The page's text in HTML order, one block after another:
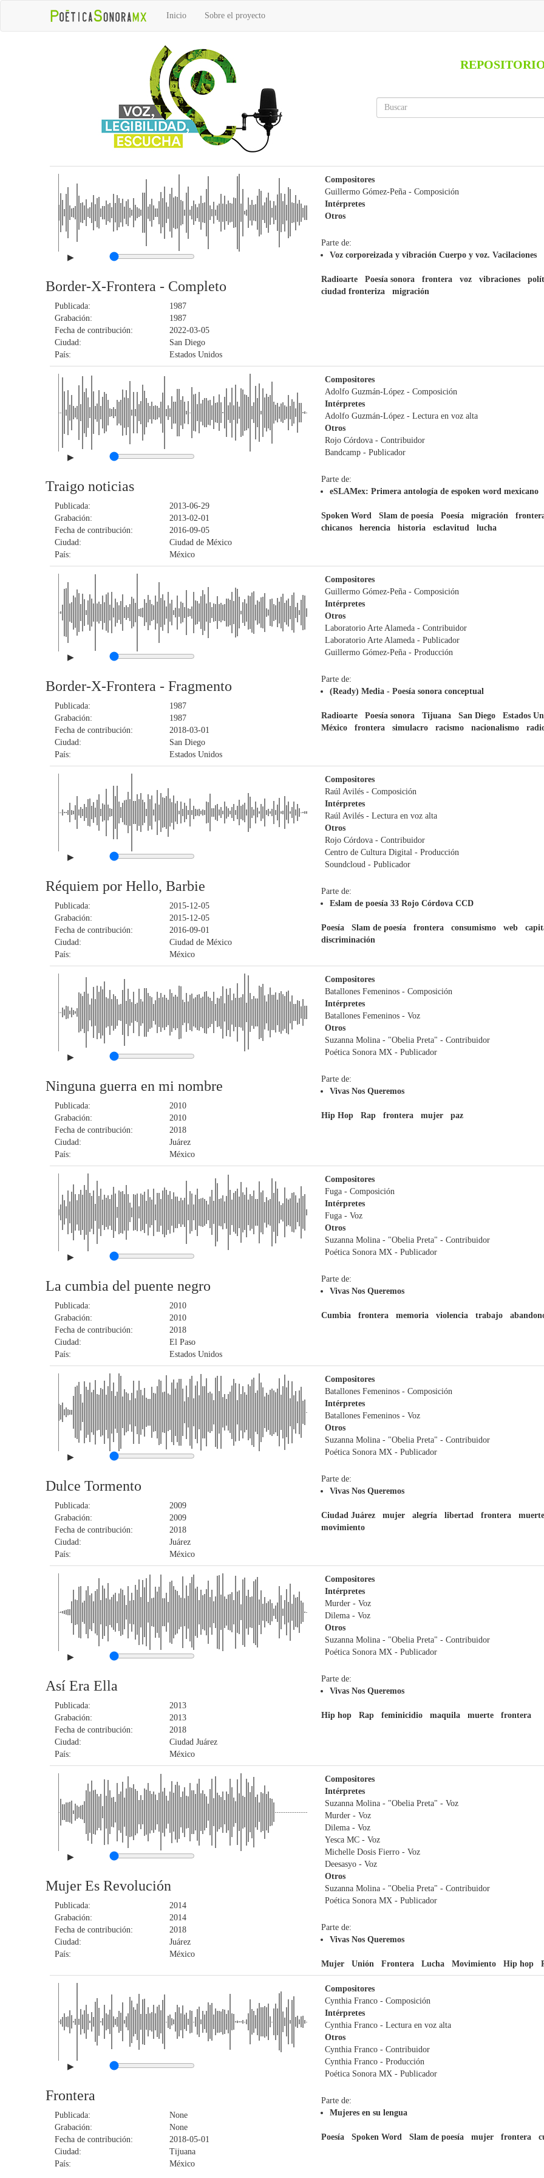
Inicio Sobre el proyecto
▶
Border-X-Frontera - Completo
Publicada:
1987
Grabación:
1987
Fecha de contribución:
2022-03-05
Ciudad:
San Diego
País:
Estados Unidos
Compositores
Guillermo Gómez-Peña - Composición
Intérpretes
Otros
Parte de:
Voz corporeizada y vibración Cuerpo y voz. Vacilaciones
Radioarte Poesía sonora frontera voz vibraciones
ciudad fronteriza
migración
▶
Traigo noticias
Publicada:
2013-06-29
Grabación:
2013-02-01
Fecha de contribución:
2016-09-05
Ciudad:
Ciudad de México
País:
México
Compositores
Adolfo Guzmán-López - Composición
Intérpretes
Adolfo Guzmán-López - Lectura en voz alta
Otros
Rojo Córdova - Contribuidor
Bandcamp - Publicador
Parte de:
eSLAMex: Primera antología de espoken word mexicano
Spoken Word Slam de poesía Poesía migración
chicanos
herencia historia esclavitud lucha
▶
Border-X-Frontera - Fragmento
Publicada:
1987
Grabación:
1987
Fecha de contribución:
2018-03-01
Ciudad:
San Diego
País:
Estados Unidos
Compositores
Guillermo Gómez-Peña - Composición
Intérpretes
Otros
Laboratorio Arte Alameda - Contribuidor
Laboratorio Arte Alameda - Publicador
Guillermo Gómez-Peña - Producción
Parte de:
(Ready) Media - Poesía sonora conceptual
Radioarte Poesía sonora Tijuana San Diego
Estados
México
frontera simulacro racismo nacionalismo
▶
Réquiem por Hello, Barbie
Publicada:
2015-12-05
Grabación:
2015-12-05
Fecha de contribución:
2016-09-01
Ciudad:
Ciudad de México
País:
México
Compositores
Raúl Avilés - Composición
Intérpretes
Raúl Avilés - Lectura en voz alta
Otros
Rojo Córdova - Contribuidor
Centro de Cultura Digital - Producción
Soundcloud - Publicador
Parte de:
Eslam de poesía 33 Rojo Córdova CCD
Poesía Slam de poesía frontera consumismo web
discriminación
▶
Ninguna guerra en mi nombre
Publicada:
2010
Grabación:
2010
Fecha de contribución:
2018
Ciudad:
Juárez
País:
México
Compositores
Batallones Femeninos - Composición
Intérpretes
Batallones Femeninos - Voz
Otros
Suzanna Molina - "Obelia Preta" - Contribuidor
Poética Sonora MX - Publicador
Parte de:
Vivas Nos Queremos
Hip Hop Rap frontera mujer paz
▶
La cumbia del puente negro
Publicada:
2010
Grabación:
2010
Fecha de contribución:
2018
Ciudad:
El Paso
País:
Estados Unidos
Compositores
Fuga - Composición
Intérpretes
Fuga - Voz
Otros
Suzanna Molina - "Obelia Preta" - Contribuidor
Poética Sonora MX - Publicador
Parte de:
Vivas Nos Queremos
Cumbia frontera memoria violencia trabajo
▶
Dulce Tormento
Publicada:
2009
Grabación:
2009
Fecha de contribución:
2018
Ciudad:
Juárez
País:
México
Compositores
Batallones Femeninos - Composición
Intérpretes
Batallones Femeninos - Voz
Otros
Suzanna Molina - "Obelia Preta" - Contribuidor
Poética Sonora MX - Publicador
Parte de:
Vivas Nos Queremos
Ciudad Juárez mujer alegría libertad frontera
muerte
movimiento
▶
Así Era Ella
Publicada:
2013
Grabación:
2013
Fecha de contribución:
2018
Ciudad:
Ciudad Juárez
País:
México
Compositores
Intérpretes
Murder - Voz
Dilema - Voz
Otros
Suzanna Molina - "Obelia Preta" - Contribuidor
Poética Sonora MX - Publicador
Parte de:
Vivas Nos Queremos
Hip hop Rap feminicidio maquila muerte frontera
▶
Mujer Es Revolución
Publicada:
2014
Grabación:
2014
Fecha de contribución:
2018
Ciudad:
Juárez
País:
México
Compositores
Intérpretes
Suzanna Molina - "Obelia Preta" - Voz
Murder - Voz
Dilema - Voz
Yesca MC - Voz
Michelle Dosis Fierro - Voz
Deesasyo - Voz
Otros
Suzanna Molina - "Obelia Preta" - Contribuidor
Poética Sonora MX - Publicador
Parte de:
Vivas Nos Queremos
Mujer Unión Frontera Lucha Movimiento Hip hop
▶
Frontera
Publicada:
None
Grabación:
None
Fecha de contribución:
2018-05-01
Ciudad:
Tijuana
País:
México
Compositores
Cynthia Franco - Composición
Intérpretes
Cynthia Franco - Lectura en voz alta
Otros
Cynthia Franco - Contribuidor
Cynthia Franco - Producción
Poética Sonora MX - Publicador
Parte de:
Mujeres en su lengua
Poesía Spoken Word Slam de poesía mujer frontera